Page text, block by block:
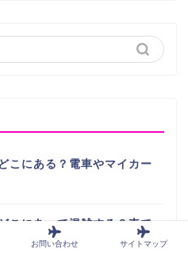
こにある？電車やマイカー
こにあって混雑する？車で
お問い合わせ サイトマップ